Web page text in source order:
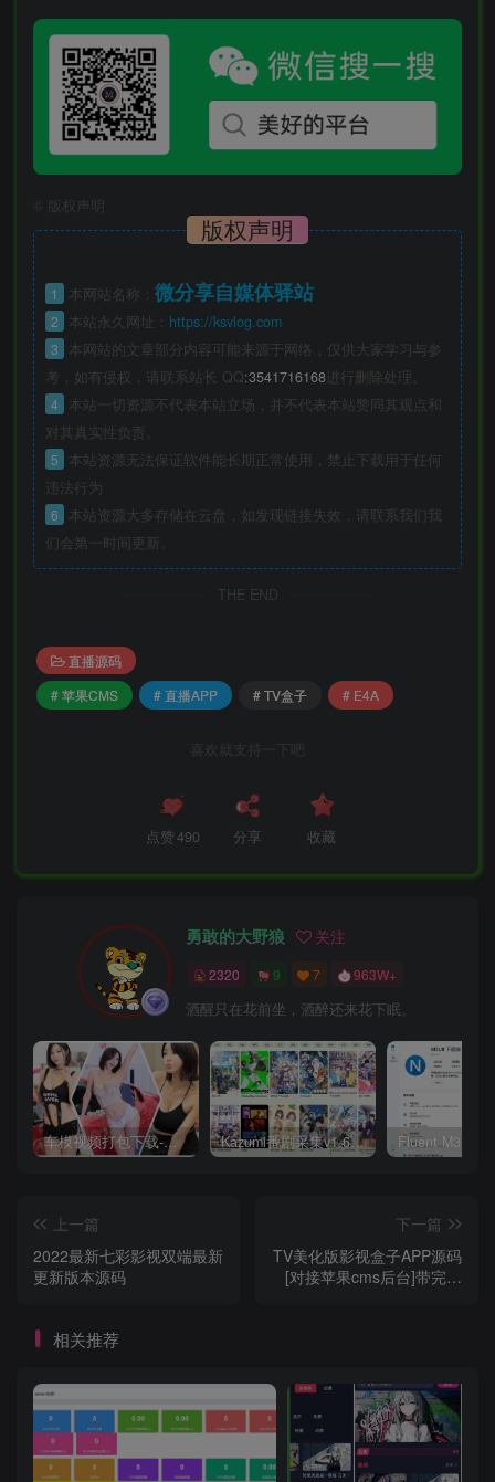
版权声明
版权声明
1 本网站名称： 微分享自媒体驿站
2 本站永久网址： https://ksvlog.com
3
本网站的文章部分内容可能来源于网络，仅供大家学习与参
考，如有侵权，请联系站长 QQ:3541716168进行删除处理。
4
本站一切资源不代表本站立场，并不代表本站赞同其观点和
对其真实性负责。
5
本站资源无法保证软件能长期正常使用，禁止下载用于任何
违法行为
6
本站资源大多存储在云盘，如发现链接失效，请联系我们我
们会第一时间更新。
THE END
直播源码
# 苹果CMS
# 直播APP # TV盒子 # E4A
喜欢就支持一下吧
点赞490 分享 收藏
勇敢的大野狼 关注
2320 9 7 963W+
酒醒只在花前坐，酒醉还来花下眠。
车模视频打包下载-高清无水印版 Kazumi番剧采集v1.6.9：支持自定义规则+在线观看+弹幕，跨平台下载
上一篇
2022最新七彩影视双端最新
更新版本源码
下一篇
TV美化版影视盒子APP源码
[对接苹果cms后台]带完整
相关推荐